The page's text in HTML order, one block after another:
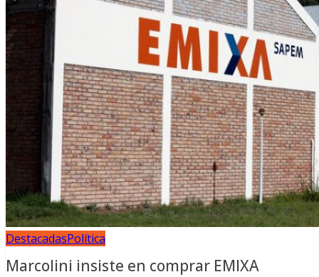
DestacadasPolítica
Marcolini insiste en comprar EMIXA